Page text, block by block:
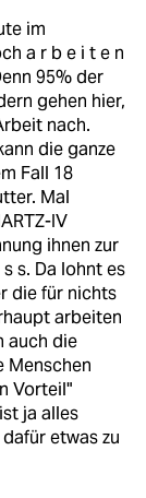
im
a r b e i t e n
95% der
gehen hier,
nach.
die ganze
Fall 18
Mal
IV
ihnen zur
s. Da lohnt es
die für nichts
arbeiten
auch die
Menschen
Vorteil"
ja alles
etwas zu